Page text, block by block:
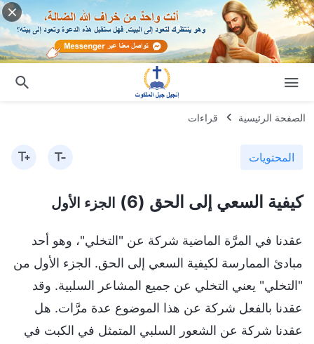
الصفحة الرئيسية قراءات
المحتويات
كيفية السعي إلى الحق (6) الجزء الأول
عقدنا في المرَّة الماضية شركة عن "التخلي"، وهو أحد
مبادئ الممارسة لكيفية السعي إلى الحق. الجزء الأول من
"التخلي" يعني التخلي عن جميع المشاعر السلبية. وقد
عقدنا بالفعل شركة عن هذا الموضوع عدة مرَّات. هل
عقدنا شركة عن الشعور السلبي المتمثل في الكبت في